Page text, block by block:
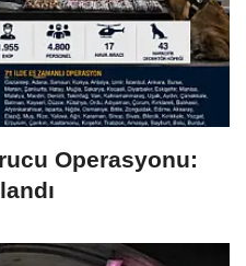
Operasyonu: